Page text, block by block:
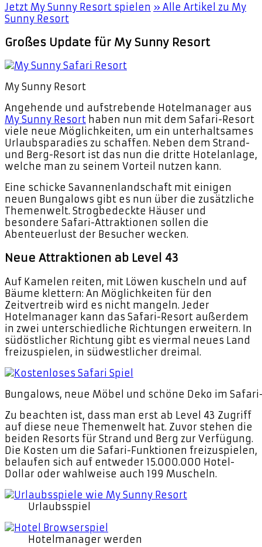
Jetzt My Sunny Resort spielen » Alle Artikel zu My
Sunny Resort
Großes Update für My Sunny Resort
My Sunny Resort
Angehende und aufstrebende Hotelmanager aus
My Sunny Resort haben nun mit dem Safari-Resort
viele neue Möglichkeiten, um ein unterhaltsames
Urlaubsparadies zu schaffen. Neben dem Strand-
und Berg-Resort ist das nun die dritte Hotelanlage,
welche man zu seinem Vorteil nutzen kann.
Eine schicke Savannenlandschaft mit einigen
neuen Bungalows gibt es nun über die zusätzliche
Themenwelt. Strogbedeckte Häuser und
besondere Safari-Attraktionen sollen die
Abenteuerlust der Besucher wecken.
Neue Attraktionen ab Level 43
Auf Kamelen reiten, mit Löwen kuscheln und auf
Bäume klettern: An Möglichkeiten für den
Zeitvertreib wird es nicht mangeln. Jeder
Hotelmanager kann das Safari-Resort außerdem
in zwei unterschiedliche Richtungen erweitern. In
südöstlicher Richtung gibt es viermal neues Land
freizuspielen, in südwestlicher dreimal.
Bungalows, neue Möbel und schöne Deko im
Zu beachten ist, dass man erst ab Level 43 Zugriff
auf diese neue Themenwelt hat. Zuvor stehen die
beiden Resorts für Strand und Berg zur Verfügung.
Die Kosten um die Safari-Funktionen freizuspielen,
belaufen sich auf entweder 15.000.000 Hotel-
Dollar oder wahlweise auch 199 Muscheln.
Urlaubsspiel
Hotelmanager werden